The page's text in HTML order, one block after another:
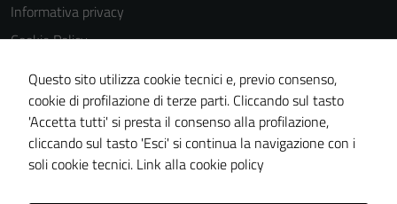
Informativa privacy
Cookie Policy
Note legali
Dichiarazione di accessibilità
Segnalazioni di inaccessibilità
Piano di miglioramento del sito
Questo sito utilizza cookie tecnici e, previo consenso,
cookie di profilazione di terze parti. Cliccando sul tasto
'Accetta tutti' si presta il consenso alla profilazione,
cliccando sul tasto 'Esci' si continua la navigazione con i
soli cookie tecnici. Link alla cookie policy
la fruizione
delle
funzionalità
del sito.